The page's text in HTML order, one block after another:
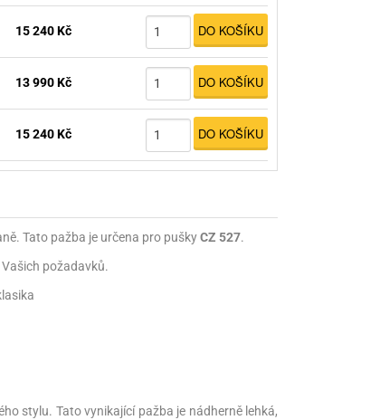
15 240 Kč DO KOŠÍKU
13 990 Kč DO KOŠÍKU
15 240 Kč DO KOŠÍKU
Tato pažba je určena pro puškyCZ 527.
požadavků.
stylu. Tato vynikající pažba je nádherně lehká,